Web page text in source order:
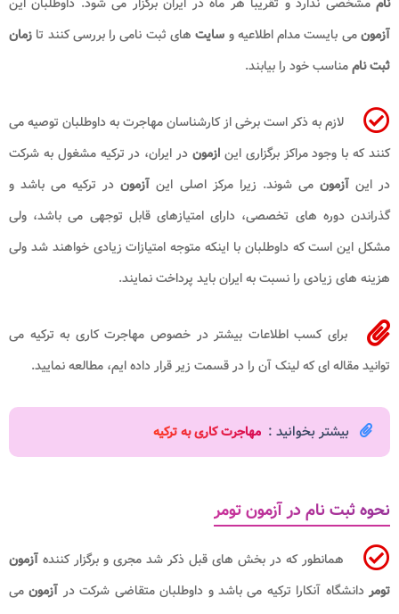
آزمونمی بایست مدام اطلاعیه و سایت های ثبت نامی را بررسی کنند تا زمان
ثبت ناممناسب خود را بیابند.
لازم به ذکر است برخی از کارشناسان مهاجرت به داوطلبان توصیه می
کنند که با وجود مراکز برگزاری این ازمون در ایران، در ترکیه مشغول به شرکت
در اینآزمونمی شوند. زیرا مرکز اصلی این آزمون در ترکیه می باشد و
گذراندن دوره های تخصصی، دارای امتیازهای قابل توجهی می باشد، ولی
مشکل این است که داوطلبان با اینکه متوجه امتیازات زیادی خواهند شد ولی
هزینه های زیادی را نسبت به ایران باید پرداخت نمایند.
برای کسب اطلاعات بیشتر در خصوص مهاجرت کاری به ترکیه می
توانید مقاله ای که لینک آن را در قسمت زیر قرار داده ایم، مطالعه نمایید.
بیشتر بخوانید : مهاجرت کاری به ترکیه
نحوه ثبت نام در آزمون تومر
همانطور که در بخش های قبل ذکر شد مجری و برگزار کننده آزمون
تومردانشگاه آنکارا ترکیه می باشد و داوطلبان متقاضی شرکت در آزمون می